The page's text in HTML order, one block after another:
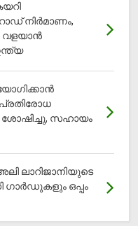
നിർമാണം,
വളയാൻ
സഹായം
ലാറിജാനിയുടെ
ഗാര്‍ഡുകളും ഒപ്പം